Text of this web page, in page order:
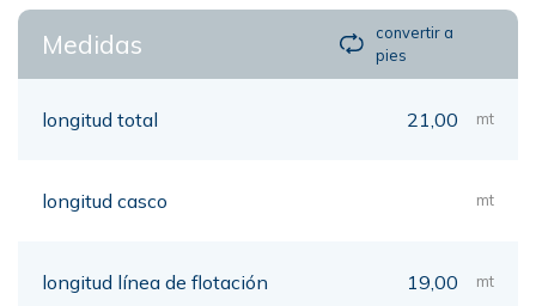
Medidas
convertir a
pies
longitud total 21,00 mt
longitud casco mt
longitud línea de flotación 19,00 mt